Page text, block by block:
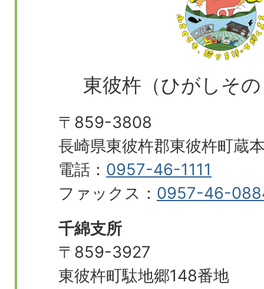
東彼杵（ひがしそ
〒859-3808
長崎県東彼杵郡東彼杵町蔵
電話： 0957-46-1111
ファックス： 0957-46-
千綿支所
〒859-3927
東彼杵町駄地郷148番地